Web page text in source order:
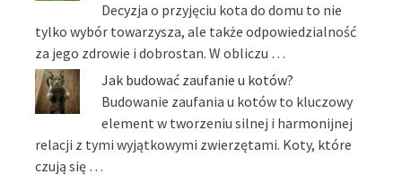
Decyzja o przyjęciu kota do domu to nie
tylko wybór towarzysza, ale także odpowiedzialność
za jego zdrowie i dobrostan. W obliczu …
Jak budować zaufanie u kotów?
Budowanie zaufania u kotów to kluczowy
element w tworzeniu silnej i harmonijnej
relacji z tymi wyjątkowymi zwierzętami. Koty, które
czują się …